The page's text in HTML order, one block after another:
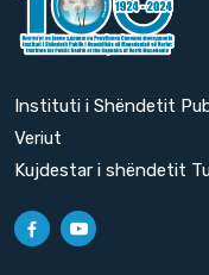
Instituti i Shëndetit
Veriut
Kujdestar i shëndetit